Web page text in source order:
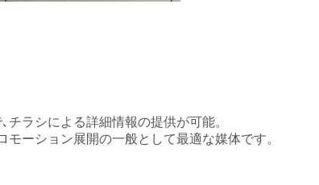
ラシによる詳細情報の提供が可能。
ーション展開の一般として最適な媒体です。